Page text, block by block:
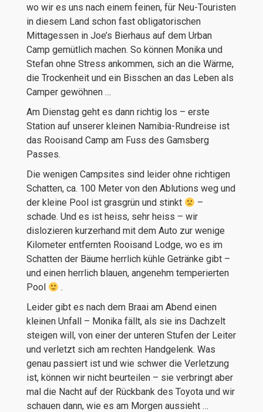
wo wir es uns nach einem feinen, für Neu-Touristen
in diesem Land schon fast obligatorischen
Mittagessen in Joe’s Bierhaus auf dem Urban
Camp gemütlich machen. So können Monika und
Stefan ohne Stress ankommen, sich an die Wärme,
die Trockenheit und ein Bisschen an das Leben als
Camper gewöhnen …
Am Dienstag geht es dann richtig los – erste
Station auf unserer kleinen Namibia-Rundreise ist
das Rooisand Camp am Fuss des Gamsberg
Passes.
Die wenigen Campsites sind leider ohne richtigen
Schatten, ca. 100 Meter von den Ablutions weg und
der kleine Pool ist grasgrün und stinkt
–
schade. Und es ist heiss, sehr heiss – wir
dislozieren kurzerhand mit dem Auto zur wenige
Kilometer entfernten Rooisand Lodge, wo es im
Schatten der Bäume herrlich kühle Getränke gibt –
und einen herrlich blauen, angenehm temperierten
Pool
.
Leider gibt es nach dem Braai am Abend einen
kleinen Unfall – Monika fällt, als sie ins Dachzelt
steigen will, von einer der unteren Stufen der Leiter
und verletzt sich am rechten Handgelenk. Was
genau passiert ist und wie schwer die Verletzung
ist, können wir nicht beurteilen – sie verbringt aber
mal die Nacht auf der Rückbank des Toyota und wir
schauen dann, wie es am Morgen aussieht …